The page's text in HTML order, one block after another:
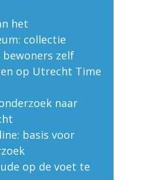
het
collectie
zelf
op Utrecht Time
naar
basis voor
op de voet te